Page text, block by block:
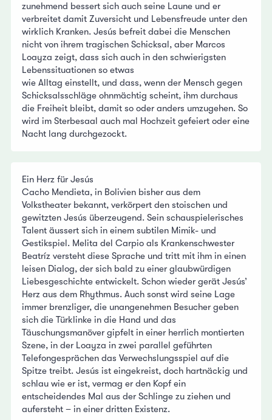
zunehmend bessert sich auch seine Laune und er
verbreitet damit Zuversicht und Lebensfreude unter den
wirklich Kranken. Jesús befreit dabei die Menschen
nicht von ihrem tragischen Schicksal, aber Marcos
Loayza zeigt, dass sich auch in den schwierigsten
Lebenssituationen so etwas
wie Alltag einstellt, und dass, wenn der Mensch gegen
Schicksalsschläge ohnmächtig scheint, ihm durchaus
die Freiheit bleibt, damit so oder anders umzugehen. So
wird im Sterbesaal auch mal Hochzeit gefeiert oder eine
Nacht lang durchgezockt.
Ein Herz für Jesús
Cacho Mendieta, in Bolivien bisher aus dem
Volkstheater bekannt, verkörpert den stoischen und
gewitzten Jesús überzeugend. Sein schauspielerisches
Talent äussert sich in einem subtilen Mimik- und
Gestikspiel. Melita del Carpio als Krankenschwester
Beatríz versteht diese Sprache und tritt mit ihm in einen
leisen Dialog, der sich bald zu einer glaubwürdigen
Liebesgeschichte entwickelt. Schon wieder gerät Jesús’
Herz aus dem Rhythmus. Auch sonst wird seine Lage
immer brenzliger, die unangenehmen Besucher geben
sich die Türklinke in die Hand und das
Täuschungsmanöver gipfelt in einer herrlich montierten
Szene, in der Loayza in zwei parallel geführten
Telefongesprächen das Verwechslungsspiel auf die
Spitze treibt. Jesús ist eingekreist, doch hartnäckig und
schlau wie er ist, vermag er den Kopf ein
entscheidendes Mal aus der Schlinge zu ziehen und
aufersteht – in einer dritten Existenz.